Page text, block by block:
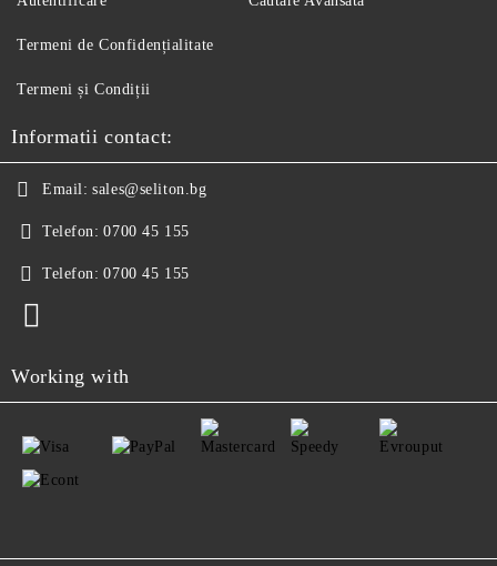
Termeni de Confidențialitate
Termeni și Condiții
Informatii contact:
Email: sales@seliton.bg
Telefon: 0700 45 155
Telefon: 0700 45 155
Working with